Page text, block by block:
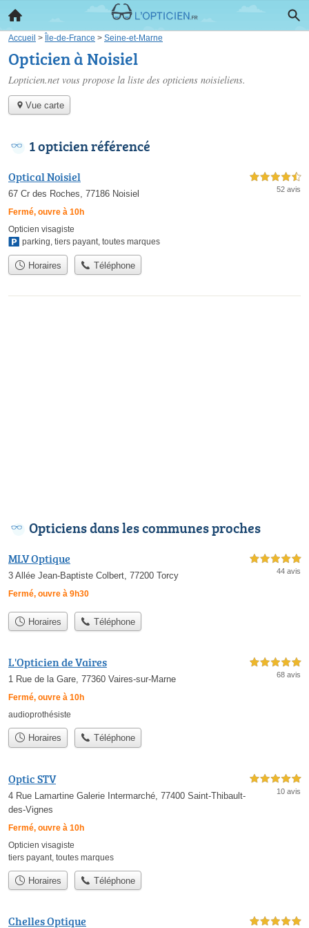
Accueil > Île-de-France > Seine-et-Marne
Opticien à Noisiel
Lopticien.net vous propose la liste des opticiens noisieliens.
Vue carte
1 opticien référencé
Optical Noisiel
67 Cr des Roches, 77186 Noisiel
Fermé, ouvre à 10h
4,5 étoiles sur 5
52 avis
Opticien visagiste
parking, tiers payant, toutes marques
Horaires Téléphone
Opticiens dans les communes proches
MLV Optique
3 Allée Jean-Baptiste Colbert, 77200 Torcy
Fermé, ouvre à 9h30
5,0 étoiles sur 5
44 avis
Horaires Téléphone
L'Opticien de Vaires
1 Rue de la Gare, 77360 Vaires-sur-Marne
Fermé, ouvre à 10h
5,0 étoiles sur 5
68 avis
audioprothésiste
Horaires Téléphone
Optic STV
4 Rue Lamartine Galerie Intermarché, 77400 Saint-Thibault-
des-Vignes
Fermé, ouvre à 10h
5,0 étoiles sur 5
10 avis
Opticien visagiste
tiers payant toutes marques
Horaires Téléphone
Chelles Optique 5,0 étoiles sur 5